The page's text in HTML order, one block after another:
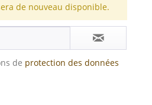
de nouveau disponible.
de protection des données